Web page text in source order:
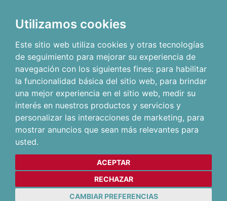
Utilizamos cookies
Este sitio web utiliza cookies y otras tecnologías
de seguimiento para mejorar su experiencia de
navegación con los siguientes fines: para habilitar
la funcionalidad básica del sitio web, para brindar
una mejor experiencia en el sitio web, medir su
interés en nuestros productos y servicios y
personalizar las interacciones de marketing, para
mostrar anuncios que sean más relevantes para
usted.
ACEPTAR
RECHAZAR
CAMBIAR PREFERENCIAS